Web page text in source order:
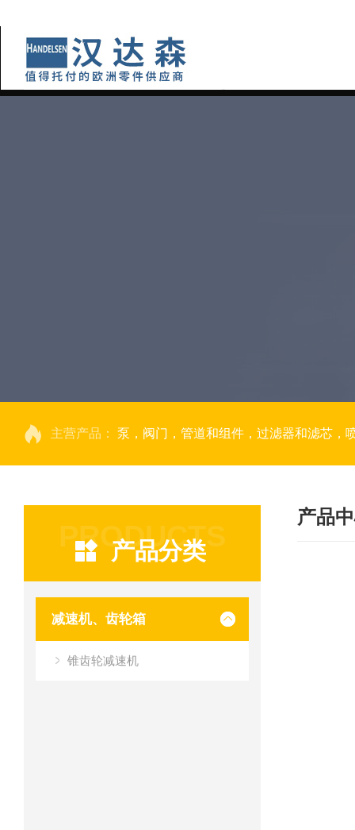
主营产品： 泵，阀门，管道和组件，过滤器和滤芯，
PRODUCTS
产品分类
减速机、齿轮箱
锥齿轮减速机
产品